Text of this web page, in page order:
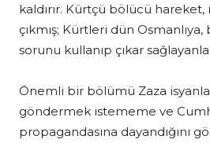
kaldırır. Kürtçü bölücü
çıkmış; Kürtleri dün
sorunu kullanıp çıkar
Önemli bir bölümü Zaza
göndermek istememe ve
propagandasına dayandığını